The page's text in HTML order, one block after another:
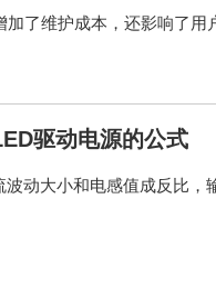
了维护成本，还影响了
驱动电源的公式
动大小和电感值成反比